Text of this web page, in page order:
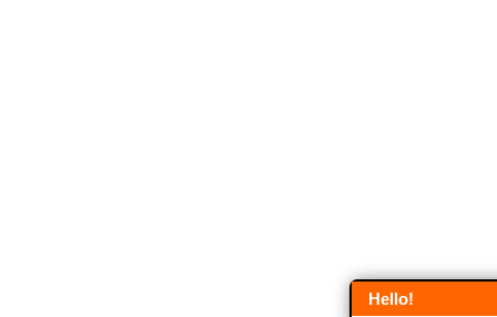
Hello!